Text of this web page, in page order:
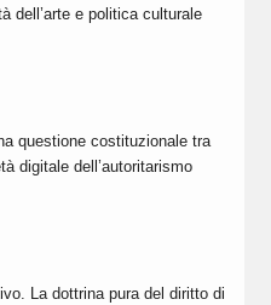
dell’arte e politica culturale
questione costituzionale tra
digitale dell’autoritarismo
La dottrina pura del diritto di